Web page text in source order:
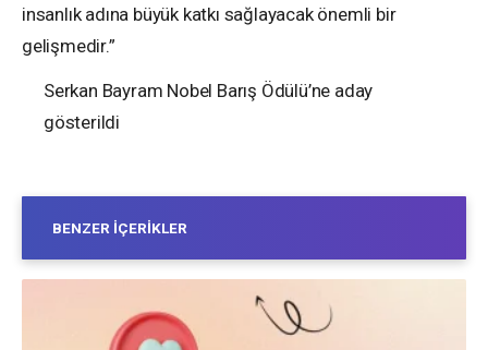
insanlık adına büyük katkı sağlayacak önemli bir
gelişmedir.”
Serkan Bayram Nobel Barış Ödülü’ne aday
gösterildi
BENZER İÇERIKLER